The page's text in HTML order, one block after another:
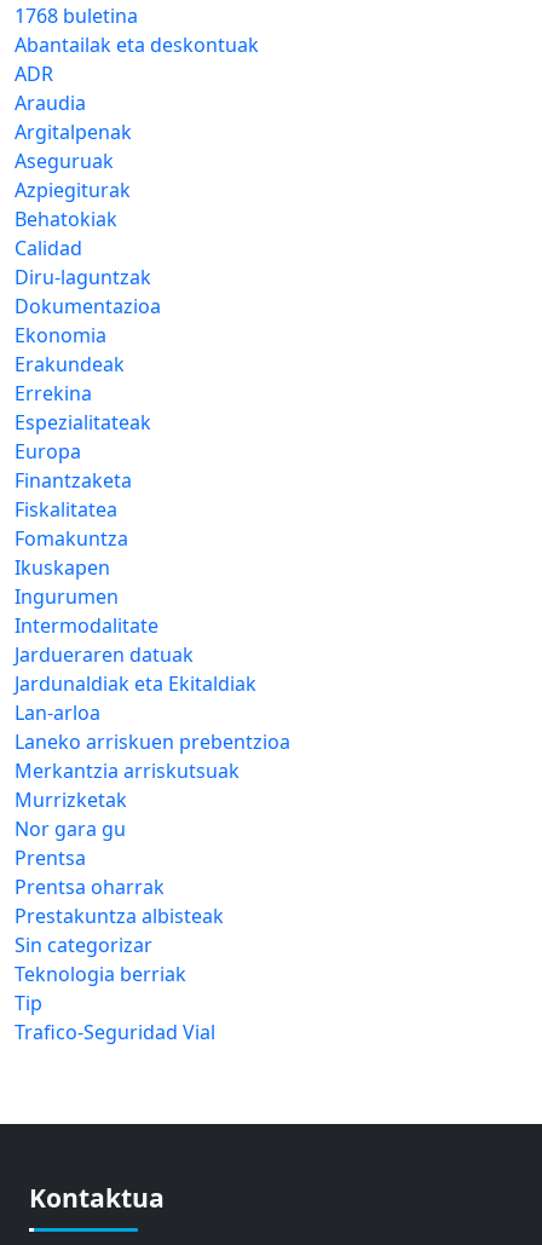
1768 buletina
Abantailak eta deskontuak
ADR
Araudia
Argitalpenak
Aseguruak
Azpiegiturak
Behatokiak
Calidad
Diru-laguntzak
Dokumentazioa
Ekonomia
Erakundeak
Errekina
Espezialitateak
Europa
Finantzaketa
Fiskalitatea
Fomakuntza
Ikuskapen
Ingurumen
Intermodalitate
Jardueraren datuak
Jardunaldiak eta Ekitaldiak
Lan-arloa
Laneko arriskuen prebentzioa
Merkantzia arriskutsuak
Murrizketak
Nor gara gu
Prentsa
Prentsa oharrak
Prestakuntza albisteak
Sin categorizar
Teknologia berriak
Tip
Trafico-Seguridad Vial
Kontaktua